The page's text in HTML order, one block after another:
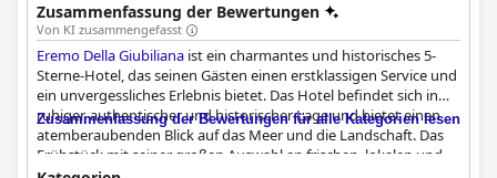
und ein Restaurant. Das Hotel bietet auch Erlebnisse wie einen
Kochkurs mit dem Chefkoch, eine Wein- und Gastronomiereise
und Touren durch Sizilien. Das Anwesen hat die Vergangenheit
mit der heutigen Realität verbunden, mit einem privaten
Flughafen und Flugzeugen, die das Anwesen unabhängig
machen und die Möglichkeit bieten, das sizilianische Gebiet zu
erkunden.
Zusammenfassung der Bewertungen
Von KI zusammengefasst
Eremo Della Giubiliana ist ein charmantes und historisches 5-
Sterne-Hotel, das seinen Gästen einen erstklassigen Service und
ein unvergessliches Erlebnis bietet. Das Hotel befindet sich in
ruhiger, authentischer und historischer Lage und bietet einen
atemberaubenden Blick auf das Meer und die Landschaft. Das
Frühstück mit seiner großen Auswahl an frischen, lokalen und
Zusammenfassung der Bewertungen für alle Kategorien lesen